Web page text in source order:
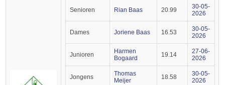
Senioren Rian Baas 20.99
30-05-
2026
Dames Joriene Baas 16.53
30-05-
2026
Junioren
Harmen
Bogaard
19.14
27-06-
2026
Jongens
Thomas
Meijer
18.58
30-05-
2026